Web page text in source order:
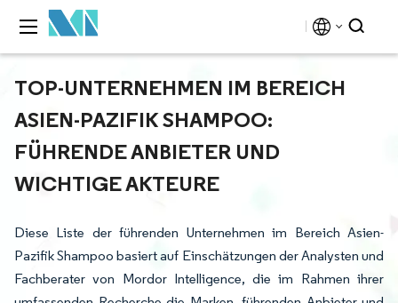
TOP-UNTERNEHMEN IM BEREICH
ASIEN-PAZIFIK SHAMPOO:
FÜHRENDE ANBIETER UND
WICHTIGE AKTEURE
Diese Liste der führenden Unternehmen im Bereich Asien-
Pazifik Shampoo basiert auf Einschätzungen der Analysten und
Fachberater von Mordor Intelligence, die im Rahmen ihrer